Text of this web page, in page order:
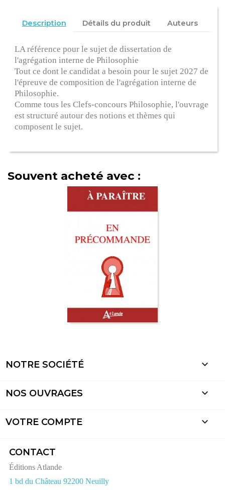
Description Détails du produit Auteurs
LA référence pour le sujet de dissertation de
l'agrégation interne de Philosophie
Tout ce dont le candidat a besoin pour le sujet 2027 de
l'épreuve de composition de l'agrégation interne de
Philosophie.
Comme tous les Clefs-concours Philosophie, l'ouvrage
est structuré autour des notions et thèmes qui
composent le sujet.
Souvent acheté avec :
NOTRE SOCIÉTÉ 
NOS OUVRAGES 
VOTRE COMPTE 
CONTACT
Éditions Atlande
1 bd du Château 92200 Neuilly